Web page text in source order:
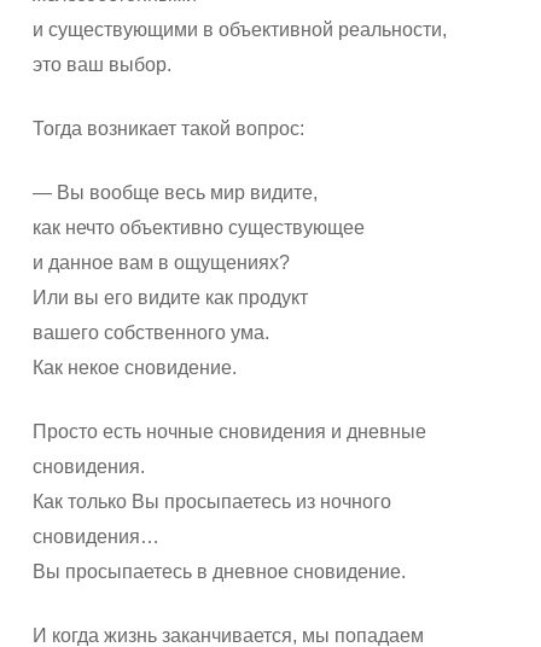
и существующими в объективной реальности,
это ваш выбор.
Тогда возникает такой вопрос:
— Вы вообще весь мир видите,
как нечто объективно существующее
и данное вам в ощущениях?
Или вы его видите как продукт
вашего собственного ума.
Как некое сновидение.
Просто есть ночные сновидения и дневные
сновидения.
Как только Вы просыпаетесь из ночного
сновидения…
Вы просыпаетесь в дневное сновидение.
И когда жизнь заканчивается, мы попадаем